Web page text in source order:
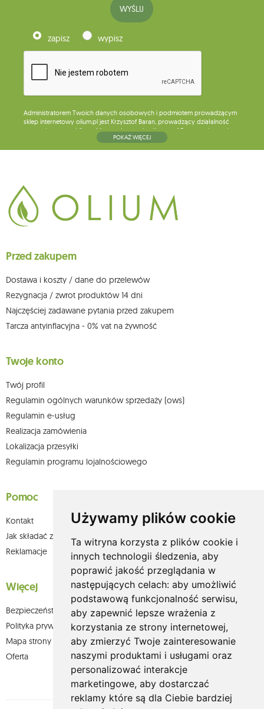
Używamy plików cookie
Ta witryna korzysta z plików cookie i
innych technologii śledzenia, aby
poprawić jakość przeglądania w
następujących celach: aby umożliwić
podstawową funkcjonalność serwisu,
aby zapewnić lepsze wrażenia z
korzystania ze strony internetowej,
aby zmierzyć Twoje zainteresowanie
naszymi produktami i usługami oraz
personalizować interakcje
marketingowe, aby dostarczać
reklamy które są dla Ciebie bardziej
WYŚLIJ
zapisz wypisz
Administratorem Twoich danych osobowych i podmiotem prowadzącym
sklep internetowy olium.pl jest Krzysztof Baran, prowadzący działalność
gospodarczą pod firmą: Mouton Interactive Krzysztof Baran wpisaną do
Centralnej Ewidencji i Informacji o Działalności Gospodarczej, adres
głównego miejsca wykonywania działalności w Siedlcach, ul. Starowiejska
Dane będą przetwarzane w celu wysyłki newslettera i przechowywane do
chwili rezygnacji z subskrypcji.
Przysługuje Ci prawo do żądania dostępu do swoich danych osobowych,
ich sprostowania, usunięcia, ograniczenia przetwarzania, wniesienia
sprzeciwu wobec przetwarzania swoich danych oraz prawo do
którego dokonano na podstawie zgody przed jej cofnięciem. W tym celu
możesz kontaktować się z działem obsługi klienta Mouton Interactive pod
Więcej informacji: www.mouton.pl/ODO
POKAŻ WIĘCEJ
Przed zakupem
Dostawa i koszty / dane do przelewów
Rezygnacja / zwrot produktów 14 dni
Najczęściej zadawane pytania przed zakupem
Tarcza antyinflacyjna - 0% vat na żywność
Twoje konto
Twój profil
Regulamin ogólnych warunków sprzedaży (ows)
Regulamin e-usług
Realizacja zamówienia
Lokalizacja przesyłki
Regulamin programu lojalnościowego
Pomoc
Kontakt
Jak składać zamówienia w sklepie olium.pl?
Reklamacje
Więcej
Bezpieczeństwo płatności
Polityka prywatności
Mapa strony
Oferta